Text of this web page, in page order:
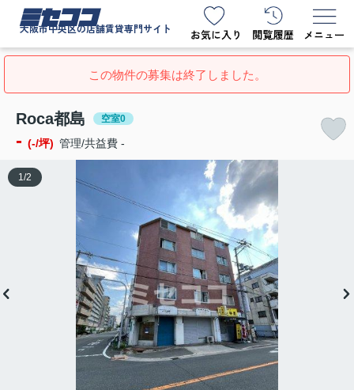
ミセココ
大阪市中央区の店舗賃貸専門サイト
この物件の募集は終了しました。
Roca都島 空室0
- (-/坪) 管理/共益費 -
1 /2